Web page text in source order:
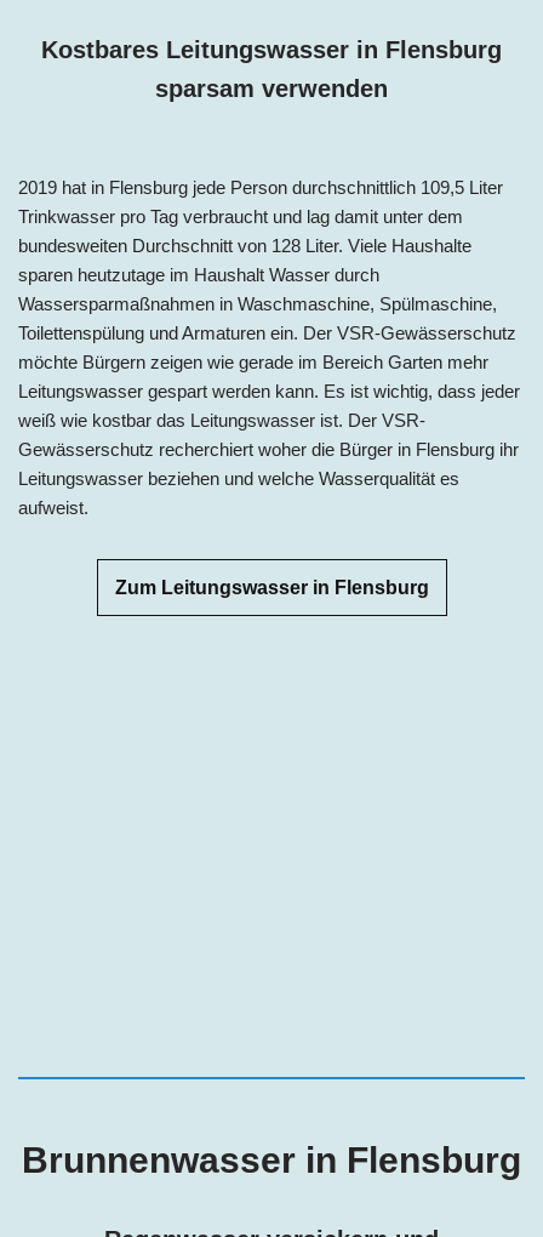
Kostbares Leitungswasser in Flensburg
sparsam verwenden
2019 hat in Flensburg jede Person durchschnittlich 109,5 Liter
Trinkwasser pro Tag verbraucht und lag damit unter dem
bundesweiten Durchschnitt von 128 Liter. Viele Haushalte
sparen heutzutage im Haushalt Wasser durch
Wassersparmaßnahmen in Waschmaschine, Spülmaschine,
Toilettenspülung und Armaturen ein. Der VSR-Gewässerschutz
möchte Bürgern zeigen wie gerade im Bereich Garten mehr
Leitungswasser gespart werden kann. Es ist wichtig, dass jeder
weiß wie kostbar das Leitungswasser ist. Der VSR-
Gewässerschutz recherchiert woher die Bürger in Flensburg ihr
Leitungswasser beziehen und welche Wasserqualität es
aufweist.
Zum Leitungswasser in Flensburg
Brunnenwasser in Flensburg